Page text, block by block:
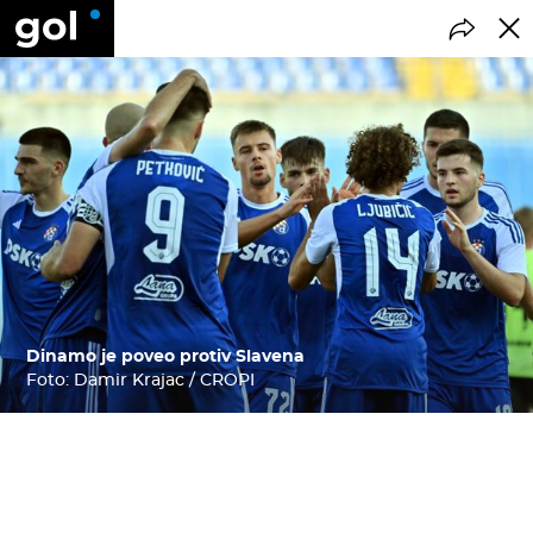
Dinamo je poveo protiv Slavena
Foto: Damir Krajac / CROPI